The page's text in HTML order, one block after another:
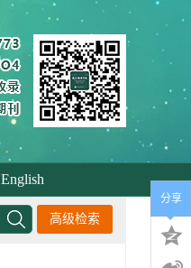
English
高级检索
分享